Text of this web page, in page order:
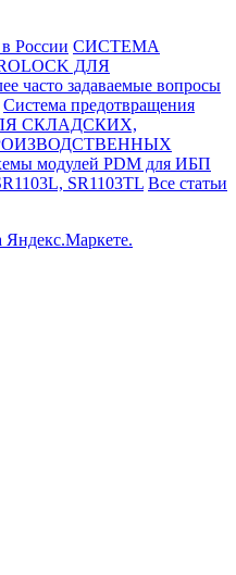
России СИСТЕМА
ДЛЯ
часто задаваемые вопросы
Система предотвращения
СКЛАДСКИХ,
модулей PDM для ИБП
SR1103TL Все статьи